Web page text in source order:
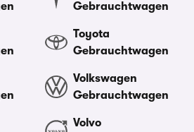
Gebrauchtwagen
Toyota
Gebrauchtwagen
Volkswagen
Gebrauchtwagen
Volvo